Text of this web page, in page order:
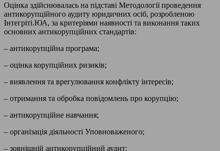
Оцінка здійснювалась на підставі Методології проведення
антикорупційного аудиту юридичних осіб, розробленою
Інтегріті.ЮА, за критеріями наявності та виконання таких
основних антикорупційних стандартів:
– антикорупційна програма;
– оцінка корупційних ризиків;
– виявлення та врегулювання конфлікту інтересів;
– отримання та обробка повідомлень про корупцію;
– антикорупційне навчання;
– організація діяльності Уповноваженого;
– зовнішній антикорупційний аудит;